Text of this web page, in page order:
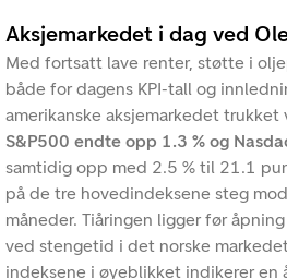
Aksjemarkedet i dag ved
Med fortsatt lave renter, støtte i
både for dagens KPI-tall og
amerikanske aksjemarkedet trukket
S&P500 endte opp 1.3 % og
samtidig opp med 2.5 % til 21.1
på de tre hovedindeksene steg
måneder. Tiåringen ligger før
ved stengetid i det norske
indeksene i øyeblikket indikerer en